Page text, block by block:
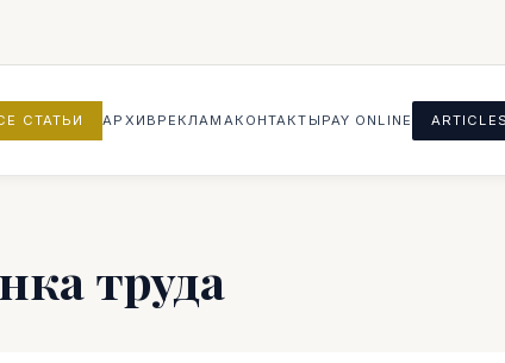
СТАТЬИ АРХИВ РЕКЛАМА КОНТАКТЫ PAY ONLINE
труда